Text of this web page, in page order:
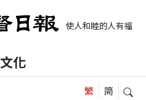
使人和睦的人有福了
文化